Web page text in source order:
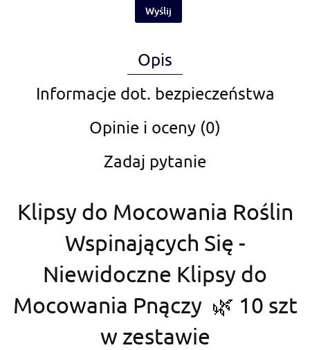
Wyślij
Opis
Informacje dot. bezpieczeństwa
Opinie i oceny (0)
Zadaj pytanie
Klipsy do Mocowania Roślin
Wspinających Się -
Niewidoczne Klipsy do
Mocowania Pnączy 🌿 10 szt
w zestawie